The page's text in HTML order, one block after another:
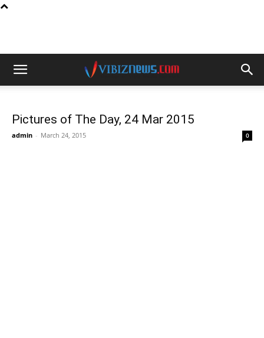
Pictures of The Day, 24 Mar 2015
admin - March 24, 2015 0